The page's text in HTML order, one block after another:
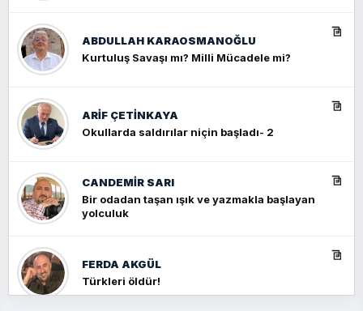
ABDULLAH KARAOSMANOĞLU
Kurtuluş Savaşı mı? Milli Mücadele mi?
ARIF ÇETİNKAYA
Okullarda saldırılar niçin başladı- 2
CANDEMIR SARI
Bir odadan taşan ışık ve yazmakla başlayan
yolculuk
FERDA AKGÜL
Türkleri öldür!